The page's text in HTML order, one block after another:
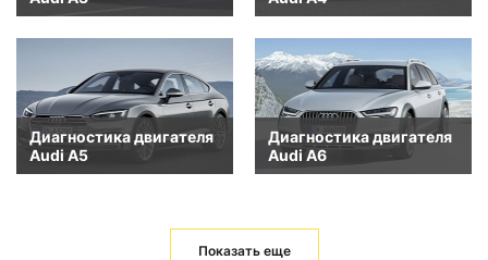
Диагностика двигателя
Audi A5
Диагностика двигателя
Audi A6
Показать еще